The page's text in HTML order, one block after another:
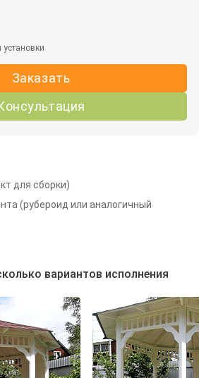
Заказать
установки
для сборки)
(рубероид или аналогичный
вариантов исполнения